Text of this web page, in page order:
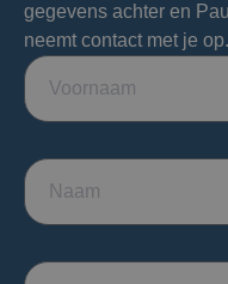
gegevens achter en
neemt contact met je op.